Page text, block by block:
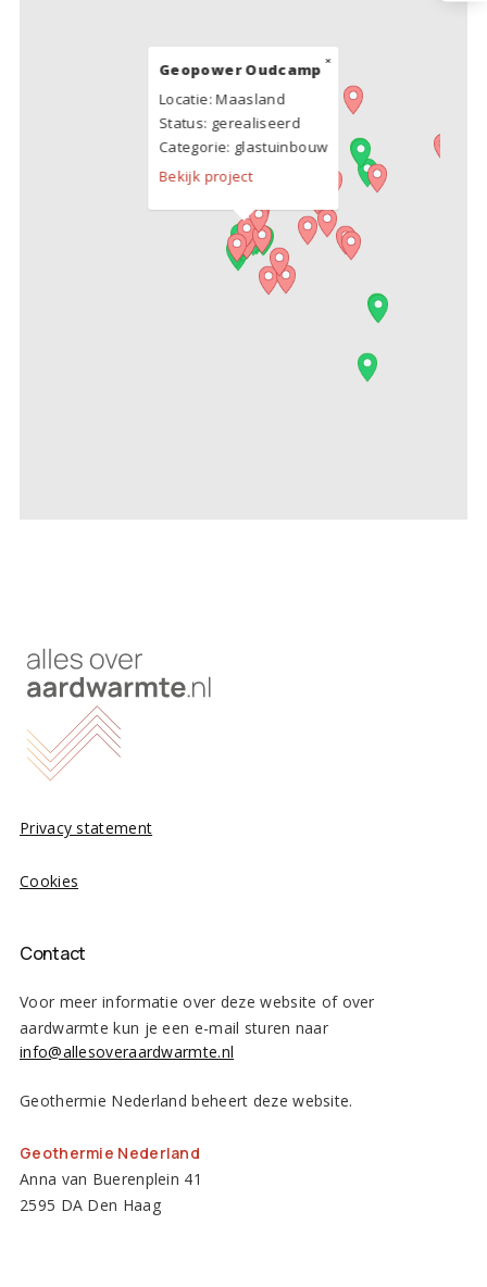
×
Geopower Oudcamp
Locatie: Maasland
Status: gerealiseerd
Categorie: glastuinbouw
Bekijk project
Privacy statement
Cookies
Contact
Voor meer informatie over deze website of over
aardwarmte kun je een e-mail sturen naar
info@allesoveraardwarmte.nl
Geothermie Nederland beheert deze website.
Geothermie Nederland
Anna van Buerenplein 41
2595 DA Den Haag